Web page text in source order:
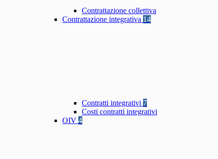
Contrattazione collettiva
Contrattazione integrativa 14
Contratti integrativi 7
Costi contratti integrativi
OIV 4